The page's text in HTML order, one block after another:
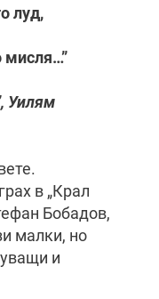
луд,
мисля…”
в „Крал
Бобадов,
малки, но
и